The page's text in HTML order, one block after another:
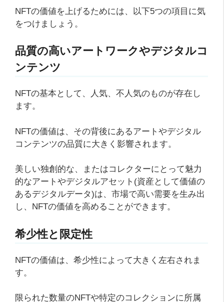
NFTの価値を上げるためには、以下5つの項目に気
をつけましょう。
品質の高いアートワークやデジタルコ
ンテンツ
NFTの基本として、人気、不人気のものが存在し
ます。
NFTの価値は、その背後にあるアートやデジタル
コンテンツの品質に大きく影響されます。
美しい独創的な、またはコレクターにとって魅力
的なアートやデジタルアセット(資産として価値の
あるデジタルデータ)は、市場で高い需要を生み出
し、NFTの価値を高めることができます。
希少性と限定性
NFTの価値は、希少性によって大きく左右されま
す。
限られた数量のNFTや特定のコレクションに所属